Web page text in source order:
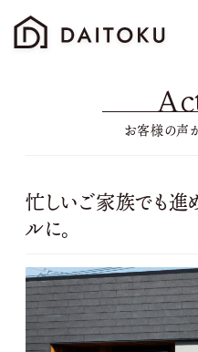
お客様の声
忙しいご家族でも進
ルに。